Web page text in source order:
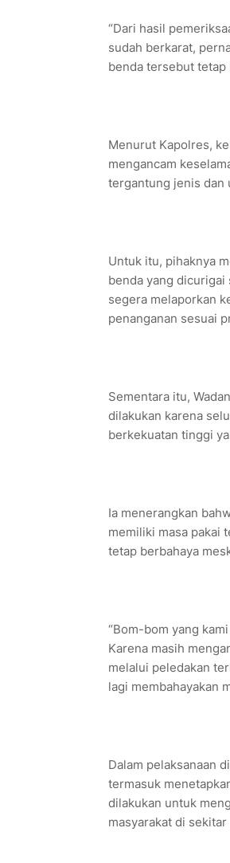
“Dari hasil
sudah berkarat,
benda tersebut tetap
Menurut Kapolres,
mengancam
tergantung jenis dan
Untuk itu, pihaknya
benda yang dicurigai
segera melaporkan
penanganan sesuai
Sementara itu,
dilakukan karena
berkekuatan tinggi
Ia menerangkan
memiliki masa pakai
tetap berbahaya
“Bom-bom yang
Karena masih
melalui peledakan
lagi membahayakan
Dalam pelaksanaan
termasuk
dilakukan untuk
masyarakat di sekitar